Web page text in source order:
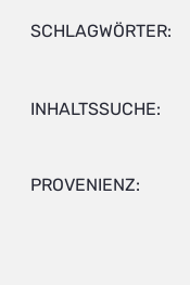
SCHLAGWÖRTER:
INHALTSSUCHE:
PROVENIENZ: